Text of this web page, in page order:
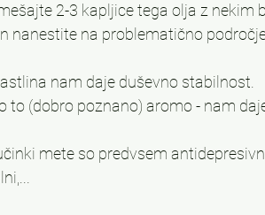
2-3 kapljice tega olja z nekim
nanestite na problematično
nam daje duševno stabilnost.
to (dobro poznano) aromo - nam
mete so predvsem